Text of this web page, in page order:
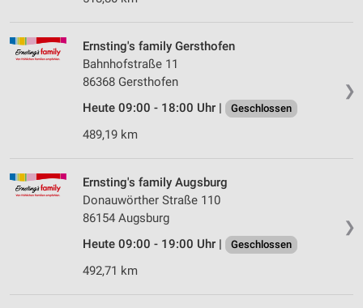
❯
Ernsting's family Gersthofen
Bahnhofstraße 11
86368 Gersthofen
Heute 09:00 - 18:00 Uhr |
Geschlossen
489,19 km
❯
Ernsting's family Augsburg
Donauwörther Straße 110
86154 Augsburg
Heute 09:00 - 19:00 Uhr |
Geschlossen
492,71 km